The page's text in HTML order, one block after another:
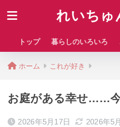
れいちゅ
トップ 暮らしのいろいろ
ホーム これが好き
お庭がある幸せ……
2026年5月17日 2026年5